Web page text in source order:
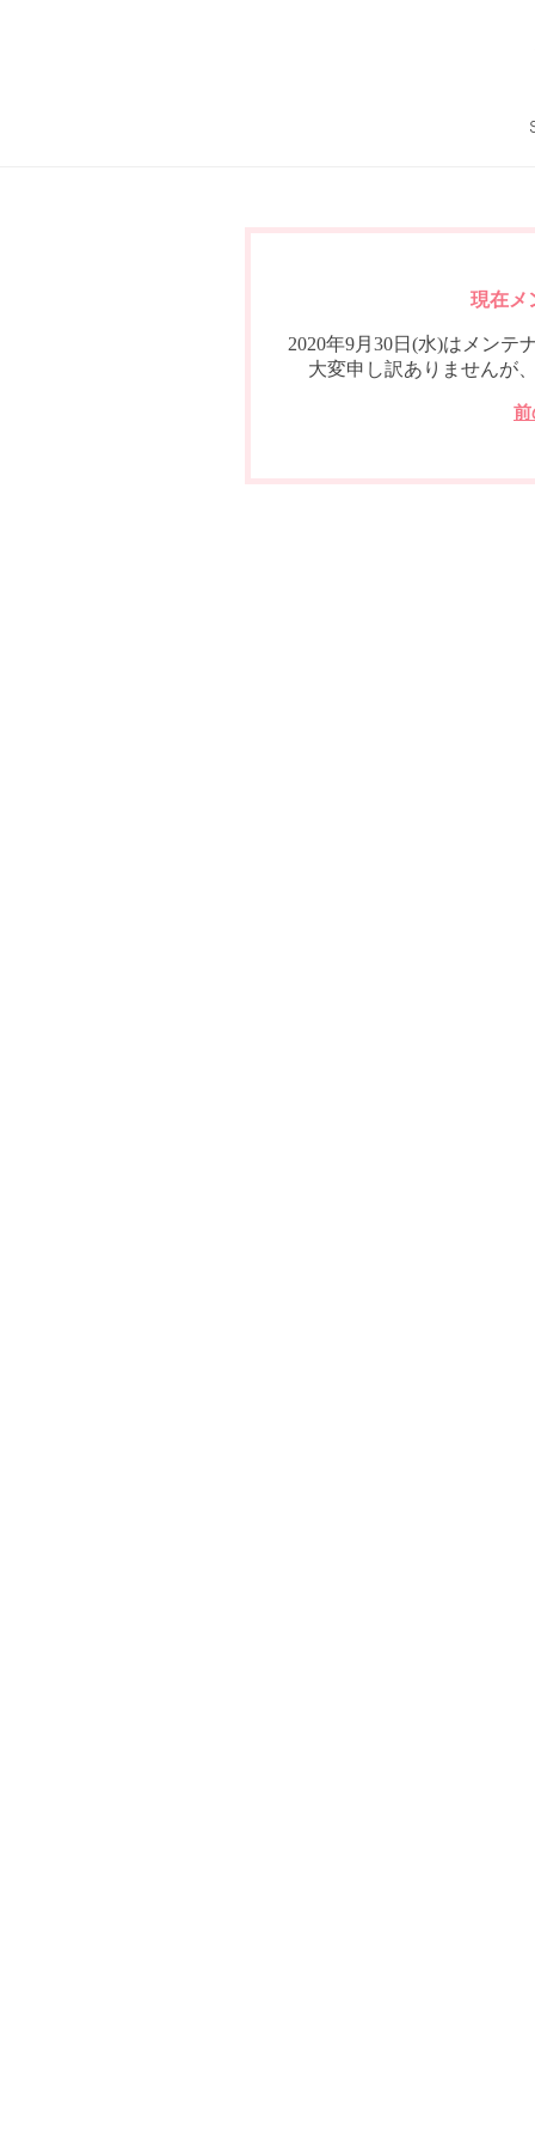
現在メ
2020年9月30日(水)はメンテ
大変申し訳ありませんが
前